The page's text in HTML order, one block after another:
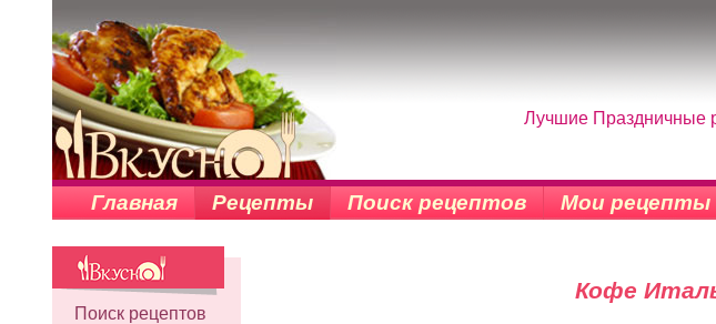
Лучшие Праздничные
Главная Рецепты Поиск рецептов Мои рецепты
Поиск рецептов
Кофе